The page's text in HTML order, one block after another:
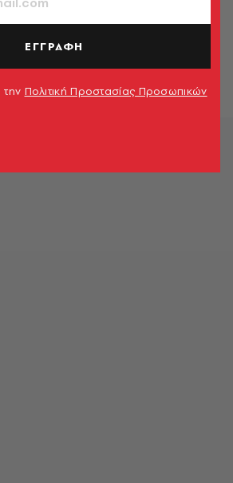
νοσοκομείο για επέμβαση στο
χέρι ο Μιχάλης Χατζηγιάννης
ΕΓΓΡΑΦΗ
Πολιτική Προστασίας Προσωπικών